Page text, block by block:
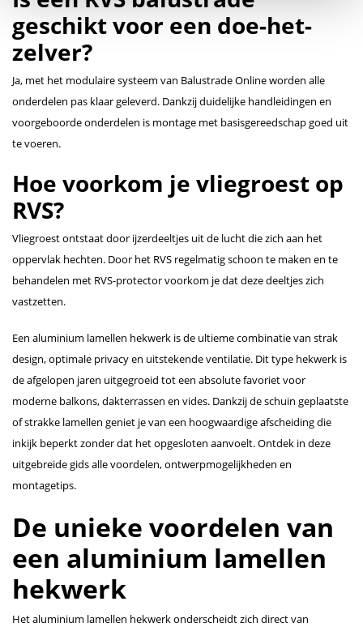
geschikt voor een doe-het-
zelver?
Ja, met het modulaire systeem van Balustrade Online worden alle
onderdelen pas klaar geleverd. Dankzij duidelijke handleidingen en
voorgeboorde onderdelen is montage met basisgereedschap goed uit
te voeren.
Hoe voorkom je vliegroest op
RVS?
Vliegroest ontstaat door ijzerdeeltjes uit de lucht die zich aan het
oppervlak hechten. Door het RVS regelmatig schoon te maken en te
behandelen met RVS-protector voorkom je dat deze deeltjes zich
vastzetten.
Een aluminium lamellen hekwerk is de ultieme combinatie van strak
design, optimale privacy en uitstekende ventilatie. Dit type hekwerk is
de afgelopen jaren uitgegroeid tot een absolute favoriet voor
moderne balkons, dakterrassen en vides. Dankzij de schuin geplaatste
of strakke lamellen geniet je van een hoogwaardige afscheiding die
inkijk beperkt zonder dat het opgesloten aanvoelt. Ontdek in deze
uitgebreide gids alle voordelen, ontwerpmogelijkheden en
montagetips.
De unieke voordelen van
een aluminium lamellen
hekwerk
Het aluminium lamellen hekwerk onderscheidt zich direct van